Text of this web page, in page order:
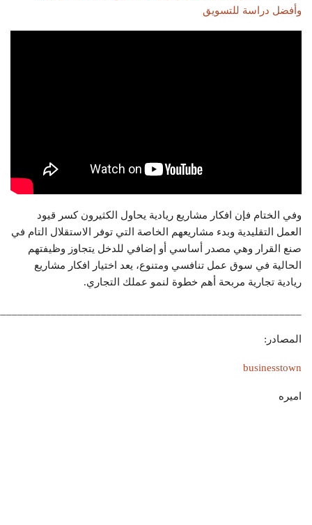
وأفضل دراسة للتسويق
وفي الختام فإن افكار مشاريع ريادية يحاول الكثيرون كسر قيود
العمل التقليدية وبدء مشاريعهم الخاصة التي توفر الاستقلال التام في
صنع القرار وهي مصدر أساسي أو إضافي للدخل يتجاوز وظيفتهم
الحالية في سوق عمل تنافسي ومتنوع، يعد اختيار افكار مشاريع
ريادية تجارية مربحة أهم خطوة لنمو عملك التجاري.
المصادر:
businesstown
اميره